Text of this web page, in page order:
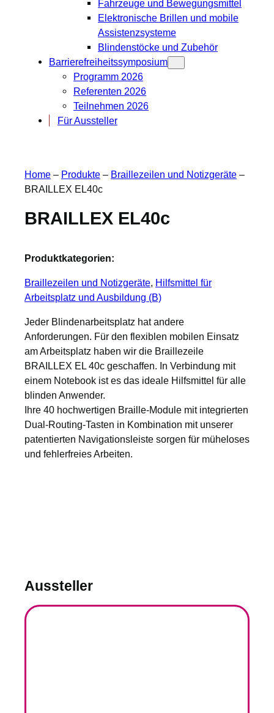
Fahrzeuge und Bewegungsmittel
Elektronische Brillen und mobile
Assistenzsysteme
Blindenstöcke und Zubehör
Barrierefreiheitssymposium
Programm 2026
Referenten 2026
Teilnehmen 2026
Für Aussteller
Home – Produkte – Braillezeilen und Notizgeräte –
BRAILLEX EL40c
BRAILLEX EL40c
Produktkategorien:
Braillezeilen und Notizgeräte, Hilfsmittel für
Arbeitsplatz und Ausbildung (B)
Jeder Blindenarbeitsplatz hat andere
Anforderungen. Für den flexiblen mobilen Einsatz
am Arbeitsplatz haben wir die Braillezeile
BRAILLEX EL 40c geschaffen. In Verbindung mit
einem Notebook ist es das ideale Hilfsmittel für alle
blinden Anwender.
Ihre 40 hochwertigen Braille-Module mit integrierten
Dual-Routing-Tasten in Kombination mit unserer
patentierten Navigationsleiste sorgen für müheloses
und fehlerfreies Arbeiten.
Aussteller